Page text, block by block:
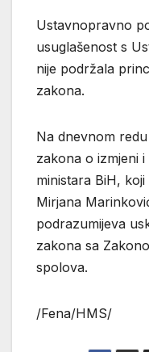
Ustavnopravno
usuglašenost s
nije podržala
zakona.
Na dnevnom
zakona o izmjeni
ministara BiH,
Mirjana
podrazumijeva
zakona sa
spolova.
/Fena/HMS/